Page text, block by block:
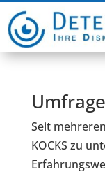
Umfrage
Seit
KOCKS zu